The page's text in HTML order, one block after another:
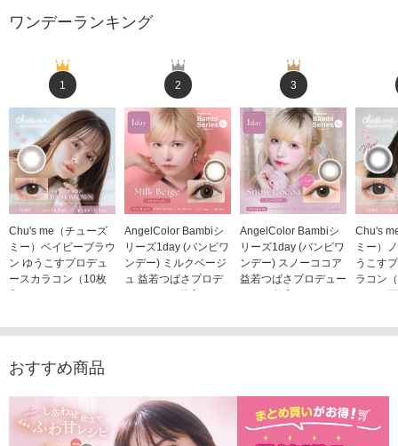
ワンデーランキング
1
Chu's me（チューズ
ミー）ベイビーブラウ
ン ゆうこすプロデュ
ースカラコン（10枚
入り）
2
AngelColor Bambiシ
リーズ1day (バンビワ
ンデー) ミルクベージ
ュ 益若つばさプロデ
ュース（10枚入り）
3
AngelColor Bambiシ
リーズ1day (バンビワ
ンデー) スノーココア
益若つばさプロデュー
ス（10枚入り）
Chu's
ミー）
うこす
ラコン
おすすめ商品